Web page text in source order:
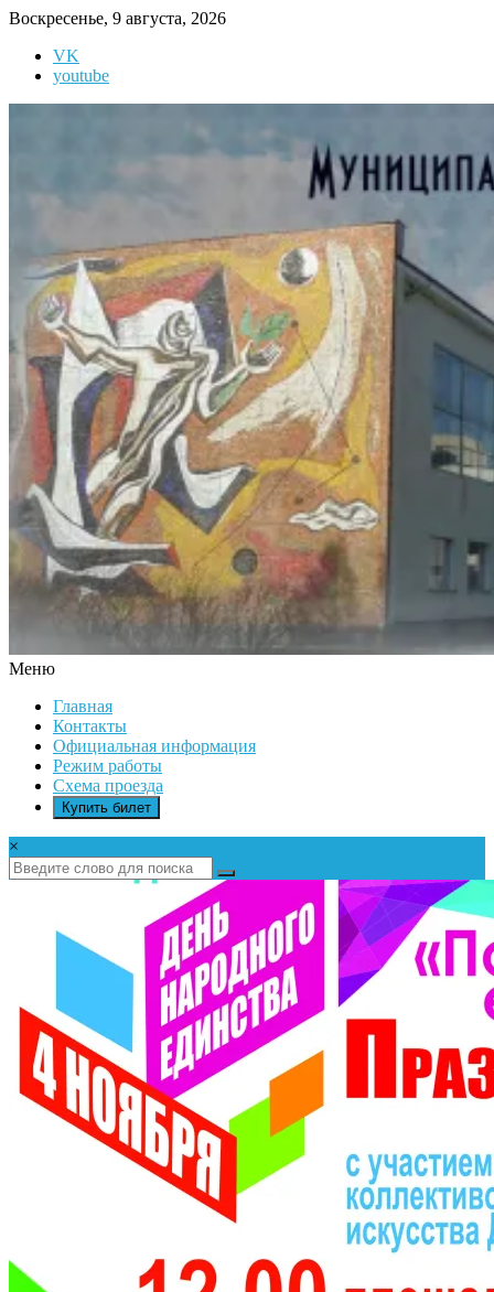
Перейти
содержимому
Воскресенье, 9 августа, 2026
VK
youtube
ИКАР
Меню
Главная
Контакты
Официальная информация
Режим работы
Схема проезда
Купить билет
×